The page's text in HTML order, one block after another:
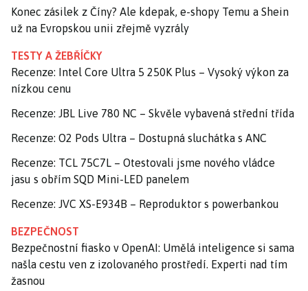
Konec zásilek z Číny? Ale kdepak, e-shopy Temu a Shein
už na Evropskou unii zřejmě vyzrály
TESTY A ŽEBŘÍČKY
Recenze: Intel Core Ultra 5 250K Plus – Vysoký výkon za
nízkou cenu
Recenze: JBL Live 780 NC – Skvěle vybavená střední třída
Recenze: O2 Pods Ultra – Dostupná sluchátka s ANC
Recenze: TCL 75C7L – Otestovali jsme nového vládce
jasu s obřím SQD Mini-LED panelem
Recenze: JVC XS-E934B – Reproduktor s powerbankou
BEZPEČNOST
Bezpečnostní fiasko v OpenAI: Umělá inteligence si sama
našla cestu ven z izolovaného prostředí. Experti nad tím
žasnou